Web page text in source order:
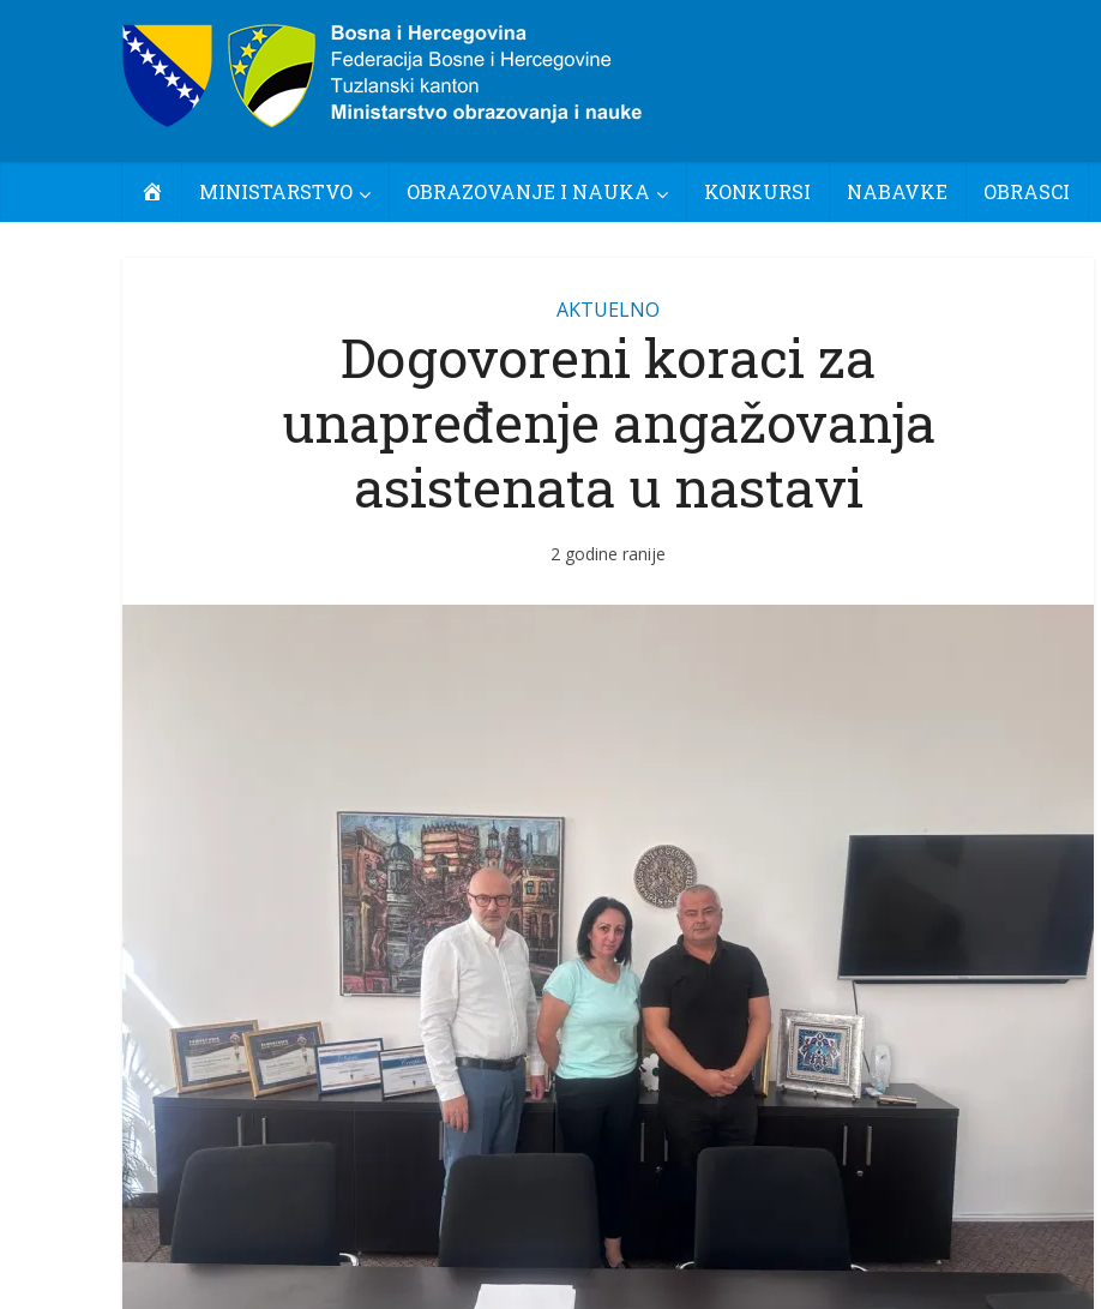
POČETNA
MINISTARSTVO OBRAZOVANJE I NAUKA KONKURSI NABAVKE OBRASCI
AKTUELNO
Dogovoreni koraci za
unapređenje angažovanja
asistenata u nastavi
2 godine ranije